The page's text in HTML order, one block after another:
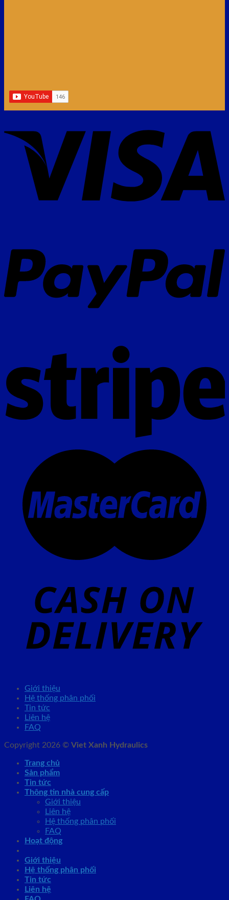
Giới thiệu
Hệ thống phân phối
Tin tức
Liên hệ
FAQ
Copyright 2026 © Viet Xanh Hydraulics
Trang chủ
Sản phẩm
Tin tức
Thông tin nhà cung cấp
Giới thiệu
Liên hệ
Hệ thống phân phối
FAQ
Hoạt động
Giới thiệu
Hệ thống phân phối
Tin tức
Liên hệ